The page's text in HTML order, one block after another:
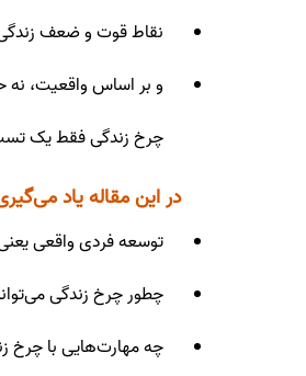
نقاط قوت و ضعف
و بر اساس واقعیت،
چرخ زندگی فقط یک
در این مقاله یاد
توسعه فردی واقعی
چطور چرخ زندگی
چه مهارت‌هایی با چرخ